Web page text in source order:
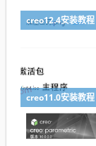
creo12.4安装教程
creo11.0安装教程